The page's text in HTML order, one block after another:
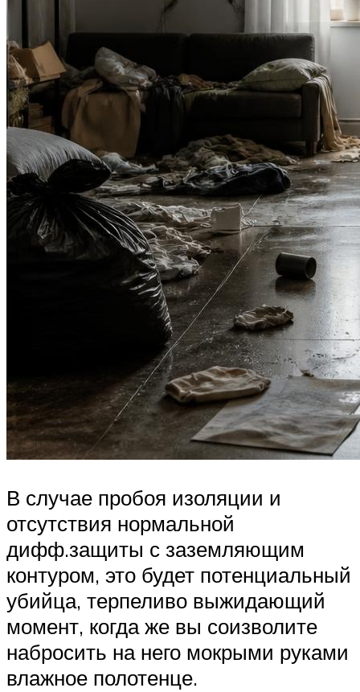
В случае пробоя изоляции и
отсутствия нормальной
дифф.защиты с заземляющим
контуром, это будет потенциальный
убийца, терпеливо выжидающий
момент, когда же вы соизволите
набросить на него мокрыми руками
влажное полотенце.